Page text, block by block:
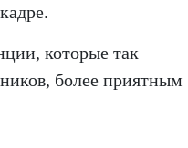
которые так
более приятным